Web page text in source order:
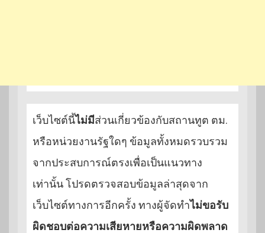
เว็บไซต์นี้ไม่มีส่วนเกี่ยวข้องกับสถานทูต ตม.
หรือหน่วยงานรัฐใดๆ ข้อมูลทั้งหมดรวบรวม
จากประสบการณ์ตรงเพื่อเป็นแนวทาง
เท่านั้น โปรดตรวจสอบข้อมูลล่าสุดจาก
เว็บไซต์ทางการอีกครั้ง ทางผู้จัดทำไม่ขอรับ
ผิดชอบต่อความเสียหายหรือความผิดพลาด